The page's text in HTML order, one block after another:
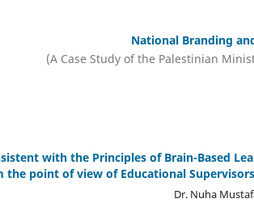
National Branding
with the Principles of Brain-Based
the point of view of Educational
Dr. Nuha